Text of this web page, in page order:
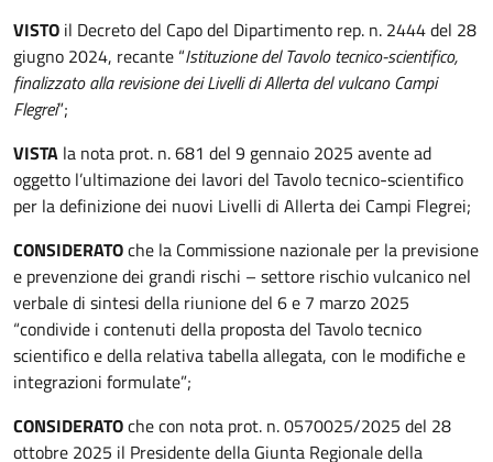
VISTO il Decreto del Capo del Dipartimento rep. n. 2444 del 28
giugno 2024, recante “Istituzione del Tavolo tecnico-scientifico,
finalizzato alla revisione dei Livelli di Allerta del vulcano Campi
Flegrei”;
VISTA la nota prot. n. 681 del 9 gennaio 2025 avente ad
oggetto l’ultimazione dei lavori del Tavolo tecnico-scientifico
per la definizione dei nuovi Livelli di Allerta dei Campi Flegrei;
CONSIDERATOche la Commissione nazionale per la previsione
e prevenzione dei grandi rischi – settore rischio vulcanico nel
verbale di sintesi della riunione del 6 e 7 marzo 2025
“condivide i contenuti della proposta del Tavolo tecnico
scientifico e della relativa tabella allegata, con le modifiche e
integrazioni formulate”;
CONSIDERATOche con nota prot. n. 0570025/2025 del 28
ottobre 2025 il Presidente della Giunta Regionale della